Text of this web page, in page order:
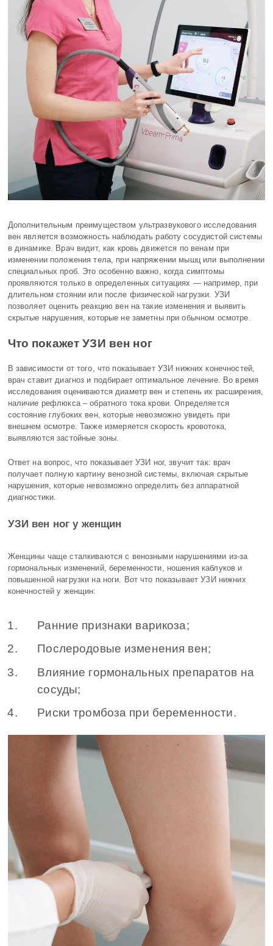
Дополнительным преимуществом ультразвукового исследования
вен является возможность наблюдать работу сосудистой системы
в динамике. Врач видит, как кровь движется по венам при
изменении положения тела, при напряжении мышц или выполнении
специальных проб. Это особенно важно, когда симптомы
проявляются только в определенных ситуациях — например, при
длительном стоянии или после физической нагрузки. УЗИ
позволяет оценить реакцию вен на такие изменения и выявить
скрытые нарушения, которые не заметны при обычном осмотре.
Что покажет УЗИ вен ног
В зависимости от того, что показывает УЗИ нижних конечностей,
врач ставит диагноз и подбирает оптимальное лечение. Во время
исследования оцениваются диаметр вен и степень их расширения,
наличие рефлюкса – обратного тока крови. Определяется
состояние глубоких вен, которые невозможно увидеть при
внешнем осмотре. Также измеряется скорость кровотока,
выявляются застойные зоны.
Ответ на вопрос, что показывает УЗИ ног, звучит так: врач
получает полную картину венозной системы, включая скрытые
нарушения, которые невозможно определить без аппаратной
диагностики.
УЗИ вен ног у женщин
Женщины чаще сталкиваются с венозными нарушениями из-за
гормональных изменений, беременности, ношения каблуков и
повышенной нагрузки на ноги. Вот что показывает УЗИ нижних
конечностей у женщин:
Ранние признаки варикоза;
Послеродовые изменения вен;
Влияние гормональных препаратов на
сосуды;
Риски тромбоза при беременности.